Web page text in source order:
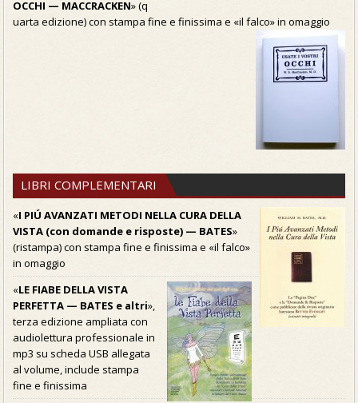
OCCHI — MACCRACKEN» (q
uarta edizione) con stampa fine e finissima e «il falco» in omaggio
LIBRI COMPLEMENTARI
«I PIÚ AVANZATI METODI NELLA CURA DELLA
VISTA (con domande e risposte) — BATES»
(ristampa) con stampa fine e finissima e «il falco»
in omaggio
«LE FIABE DELLA VISTA
PERFETTA — BATES e altri»,
terza edizione ampliata con
audiolettura professionale in
mp3 su scheda USB allegata
al volume, include stampa
fine e finissima